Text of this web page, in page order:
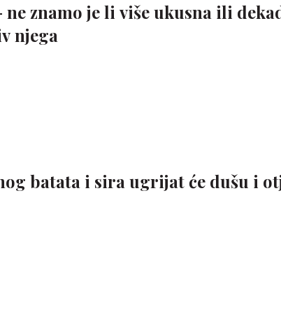
znamo je li više ukusna ili
njega
batata i sira ugrijat će dušu i